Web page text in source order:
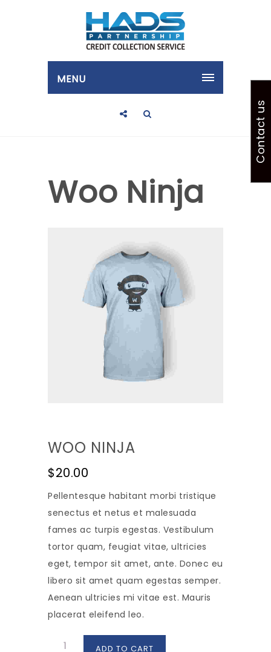
MENU
Woo Ninja
WOO NINJA
$20.00
Pellentesque habitant morbi tristique
senectus et netus et malesuada
fames ac turpis egestas. Vestibulum
tortor quam, feugiat vitae, ultricies
eget, tempor sit amet, ante. Donec eu
libero sit amet quam egestas semper.
Aenean ultricies mi vitae est. Mauris
placerat eleifend leo.
Woo
ADD TO CART
Contact us